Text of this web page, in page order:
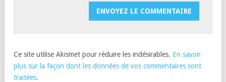
Ce site utilise Akismet pour réduire les indésirables. En savoir
plus sur la façon dont les données de vos commentaires sont
traitées.